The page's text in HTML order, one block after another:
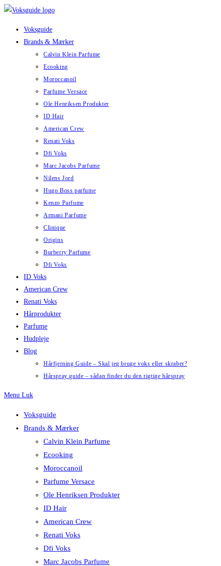
Skip
Voksguide
Brands & Mærker
Calvin Klein Parfume
Ecooking
Moroccanoil
Parfume Versace
Ole Henriksen Produkter
ID Hair
American Crew
Renati Voks
Dfi Voks
Marc Jacobs Parfume
Nilens Jord
Hugo Boss parfume
Kenzo Parfume
Armani Parfume
Clinique
Origins
Burberry Parfume
Dfi Voks
ID Voks
American Crew
Renati Voks
Hårprodukter
Parfume
Hudpleje
Blog
Hårfjerning Guide – Skal jeg bruge voks eller skraber?
Hårspray guide – sådan finder du den rigtige hårspray
Menu Luk
Voksguide
Brands & Mærker
Calvin Klein Parfume
Ecooking
Moroccanoil
Parfume Versace
Ole Henriksen Produkter
ID Hair
American Crew
Renati Voks
Dfi Voks
Marc Jacobs Parfume